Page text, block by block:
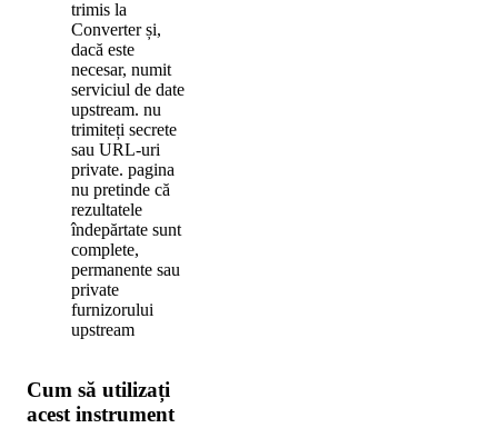
trimis la
Converter și,
dacă este
necesar, numit
serviciul de date
upstream. nu
trimiteți secrete
sau URL-uri
private. pagina
nu pretinde că
rezultatele
îndepărtate sunt
complete,
permanente sau
private
furnizorului
upstream
Cum să utilizați
acest instrument